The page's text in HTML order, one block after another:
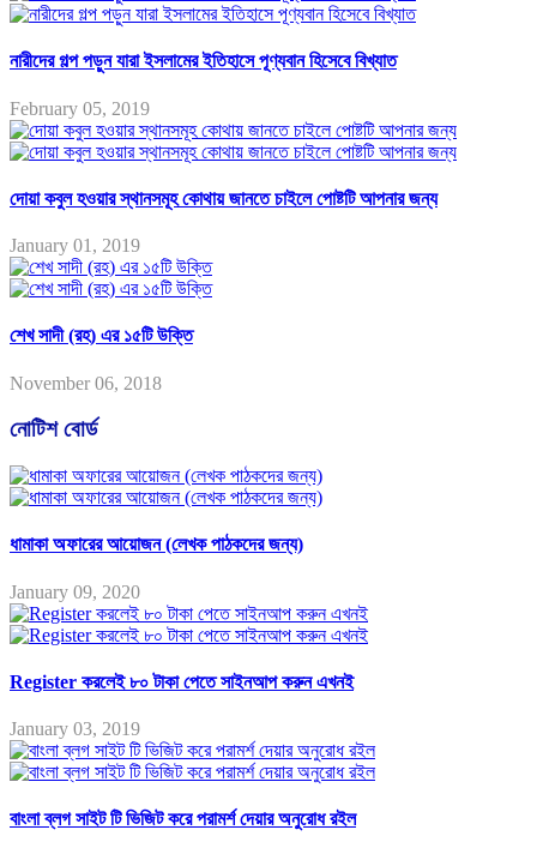
নারীদের গল্প পড়ুন যারা ইসলামের ইতিহাসে পূণ্যবান হিসেবে বিখ্যাত
February 05, 2019
দোয়া কবুল হওয়ার স্থানসমূহ কোথায় জানতে চাইলে পোষ্টটি আপনার জন্য
January 01, 2019
শেখ সাদী (রহ) এর ১৫টি উক্তি
November 06, 2018
নোটিশ বোর্ড
ধামাকা অফারের আয়োজন (লেখক পাঠকদের জন্য)
January 09, 2020
Register করলেই ৮০ টাকা পেতে সাইনআপ করুন এখনই
January 03, 2019
বাংলা ব্লগ সাইট টি ভিজিট করে পরামর্শ দেয়ার অনুরোধ রইল